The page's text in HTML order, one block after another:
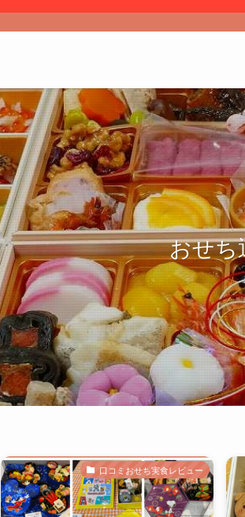
おせち
口コミおせち実食レビュー